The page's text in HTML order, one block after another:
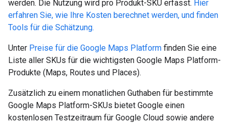
werden. Die Nutzung wird pro Produkt-SKU erfasst. Hier
erfahren Sie, wie Ihre Kosten berechnet werden, und finden
Tools für die Schätzung.
Unter Preise für die Google Maps Platform finden Sie eine
Liste aller SKUs für die wichtigsten Google Maps Platform-
Produkte (Maps, Routes und Places).
Zusätzlich zu einem monatlichen Guthaben für bestimmte
Google Maps Platform-SKUs bietet Google einen
kostenlosen Testzeitraum für Google Cloud sowie andere